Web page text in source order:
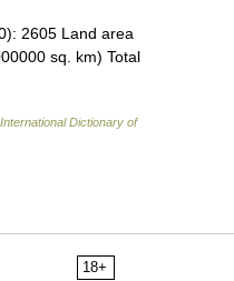
2605 Land area
sq. km) Total
Dictionary of
18+